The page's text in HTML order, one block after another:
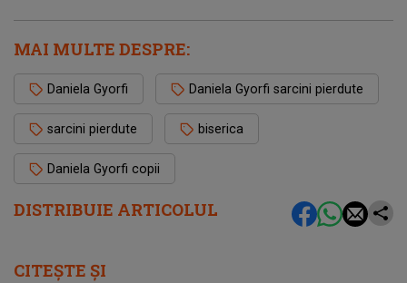
DISTRIBUIE ARTICOLUL
MAI MULTE DESPRE:
Daniela Gyorfi Daniela Gyorfi sarcini pierdute
sarcini pierdute biserica
Daniela Gyorfi copii
CITEȘTE ȘI